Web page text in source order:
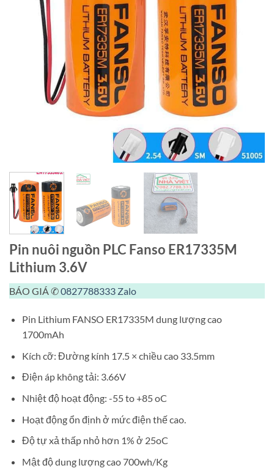
Pin nuôi nguồn PLC Fanso ER17335M
Lithium 3.6V
BÁO GIÁ ✆0827788333 Zalo
Pin Lithium FANSO ER17335M dung lượng cao
1700mAh
Kích cỡ: Đường kính 17.5 × chiều cao 33.5mm
Điện áp không tải: 3.66V
Nhiệt độ hoạt động: -55 to +85 oC
Hoạt động ổn định ở mức điện thế cao.
Độ tự xả thấp nhỏ hơn 1% ở 25oC
Mật độ dung lượng cao 700wh/Kg